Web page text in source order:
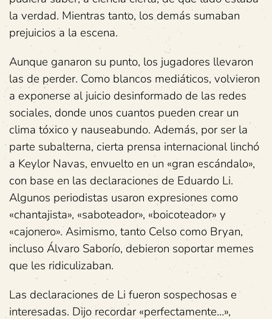
la verdad. Mientras tanto, los demás sumaban
prejuicios a la escena.
Aunque ganaron su punto, los jugadores llevaron
las de perder. Como blancos mediáticos, volvieron
a exponerse al juicio desinformado de las redes
sociales, donde unos cuantos pueden crear un
clima tóxico y nauseabundo. Además, por ser la
parte subalterna, cierta prensa internacional linchó
a Keylor Navas, envuelto en un «gran escándalo»,
con base en las declaraciones de Eduardo Li.
Algunos periodistas usaron expresiones como
«chantajista», «saboteador», «boicoteador» y
«cajonero». Asimismo, tanto Celso como Bryan,
incluso Álvaro Saborío, debieron soportar memes
que les ridiculizaban.
Las declaraciones de Li fueron sospechosas e
interesadas. Dijo recordar «perfectamente…»,